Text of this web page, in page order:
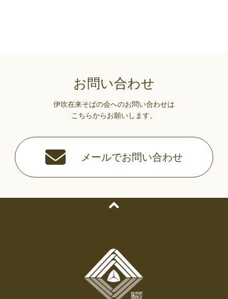
お問い合わせ
伊吹在来そばの会へのお問い合わせは
こちらからお願いします。
メールでお問い合わせ